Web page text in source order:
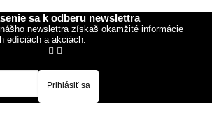
sa k odberu newslettra
newslettra získaš okamžité informácie
edíciách a akciách.
Prihlásiť sa